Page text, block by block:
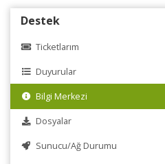
Destek
Ticketlarım
Duyurular
Bilgi Merkezi
Dosyalar
Sunucu/Ağ Durumu